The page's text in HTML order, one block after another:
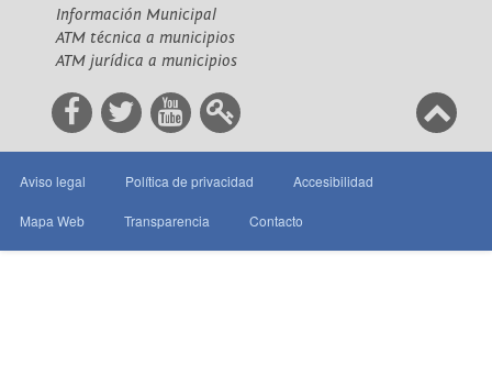
Información Municipal
ATM técnica a municipios
ATM jurídica a municipios
Aviso legal Política de privacidad Accesibilidad
Mapa Web Transparencia Contacto